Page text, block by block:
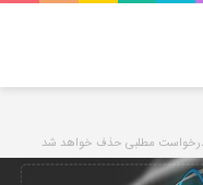
درخواست مطلبی حذف خواهد شد